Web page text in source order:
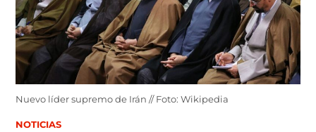
Nuevo líder supremo de Irán // Foto: Wikipedia
POSTED
NOTICIAS